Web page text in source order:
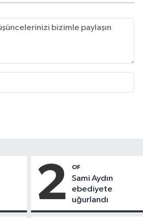
2 OF
Sami Aydın
ebediyete
uğurlandı